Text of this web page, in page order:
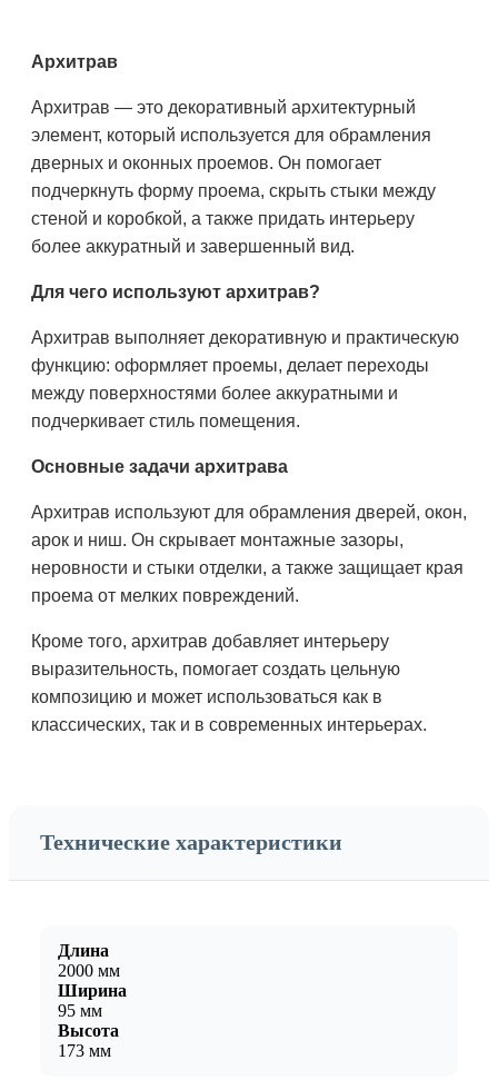
Архитрав
Архитрав — это декоративный архитектурный
элемент, который используется для обрамления
дверных и оконных проемов. Он помогает
подчеркнуть форму проема, скрыть стыки между
стеной и коробкой, а также придать интерьеру
более аккуратный и завершенный вид.
Для чего используют архитрав?
Архитрав выполняет декоративную и практическую
функцию: оформляет проемы, делает переходы
между поверхностями более аккуратными и
подчеркивает стиль помещения.
Основные задачи архитрава
Архитрав используют для обрамления дверей, окон,
арок и ниш. Он скрывает монтажные зазоры,
неровности и стыки отделки, а также защищает края
проема от мелких повреждений.
Кроме того, архитрав добавляет интерьеру
выразительность, помогает создать цельную
композицию и может использоваться как в
классических, так и в современных интерьерах.
Технические характеристики
Длина
2000 мм
Ширина
95 мм
Высота
173 мм